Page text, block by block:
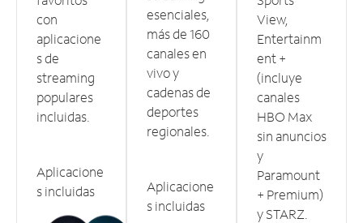
con
aplicacione
s de
streaming
populares
incluidas.
Aplicacione
s incluidas
esenciales,
más de 160
canales en
vivo y
cadenas de
deportes
regionales.
Aplicacione
s incluidas
View,
Entertainm
ent +
(incluye
canales
HBO Max
sin anuncios
y
Paramount
+ Premium)
y STARZ.